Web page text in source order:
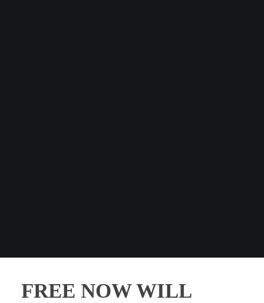
FREE NOW WILL